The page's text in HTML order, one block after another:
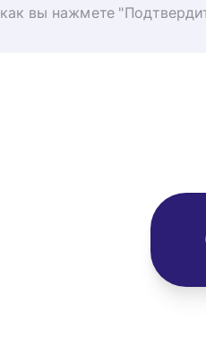
как вы нажмете